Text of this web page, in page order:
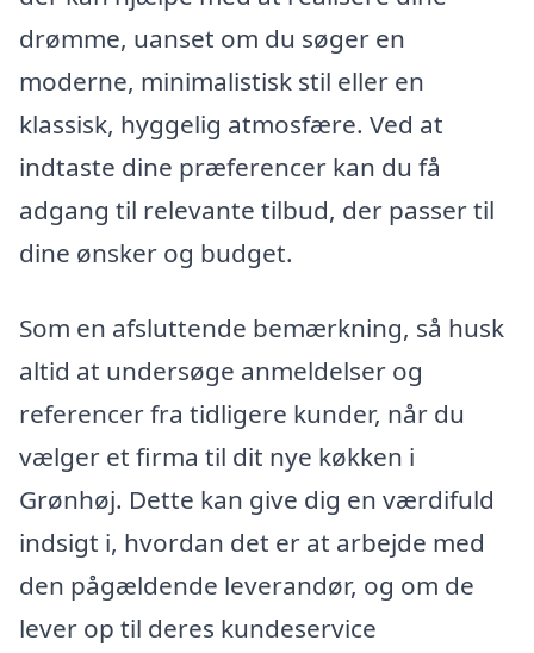
drømme, uanset om du søger en
moderne, minimalistisk stil eller en
klassisk, hyggelig atmosfære. Ved at
indtaste dine præferencer kan du få
adgang til relevante tilbud, der passer til
dine ønsker og budget.
Som en afsluttende bemærkning, så husk
altid at undersøge anmeldelser og
referencer fra tidligere kunder, når du
vælger et firma til dit nye køkken i
Grønhøj. Dette kan give dig en værdifuld
indsigt i, hvordan det er at arbejde med
den pågældende leverandør, og om de
lever op til deres kundeservice